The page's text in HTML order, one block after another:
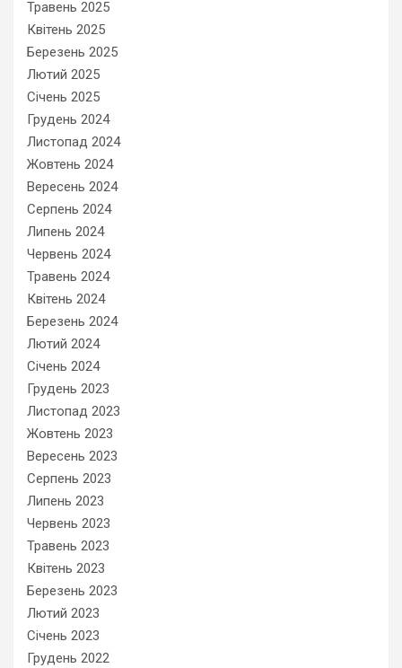
Травень 2025
Квітень 2025
Березень 2025
Лютий 2025
Січень 2025
Грудень 2024
Листопад 2024
Жовтень 2024
Вересень 2024
Серпень 2024
Липень 2024
Червень 2024
Травень 2024
Квітень 2024
Березень 2024
Лютий 2024
Січень 2024
Грудень 2023
Листопад 2023
Жовтень 2023
Вересень 2023
Серпень 2023
Липень 2023
Червень 2023
Травень 2023
Квітень 2023
Березень 2023
Лютий 2023
Січень 2023
Грудень 2022